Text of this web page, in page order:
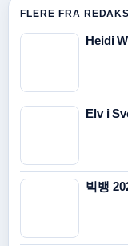
FLERE FRA
Heidi
Elv i
빅뱅